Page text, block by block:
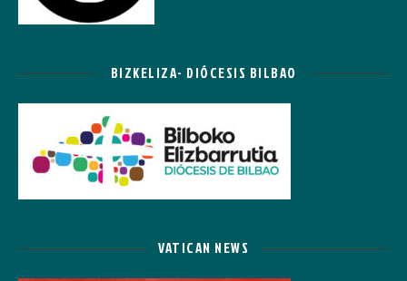
BIZKELIZA- DIÓCESIS BILBAO
VATICAN NEWS